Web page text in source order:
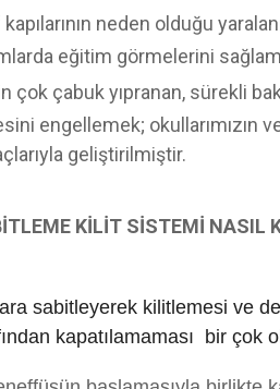
kapılarının neden olduğu
eğitim görmelerini
çabuk yıpranan, sürekli
engellemek;
geliştirilmiştir.
KİLİT SİSTEMİ NASIL
sabitleyerek kilitlemesi ve
kapatılamaması bir çok